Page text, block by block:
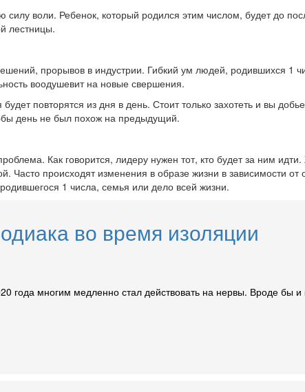
воли. Ребенок, который родился этим числом, будет до
лестницы.
прорывов в индустрии. Гибкий ум людей, родившихся 1
воодушевит на новые свершения.
повторятся из дня в день. Стоит только захотеть и вы
день не был похож на предыдущий.
Как говорится, лидеру нужен тот, кто будет за ним
Часто происходят изменения в образе жизни в зависимости
1 числа, семья или дело всей жизни.
во время изоляции
года многим медленно стал действовать на нервы. Вроде бы